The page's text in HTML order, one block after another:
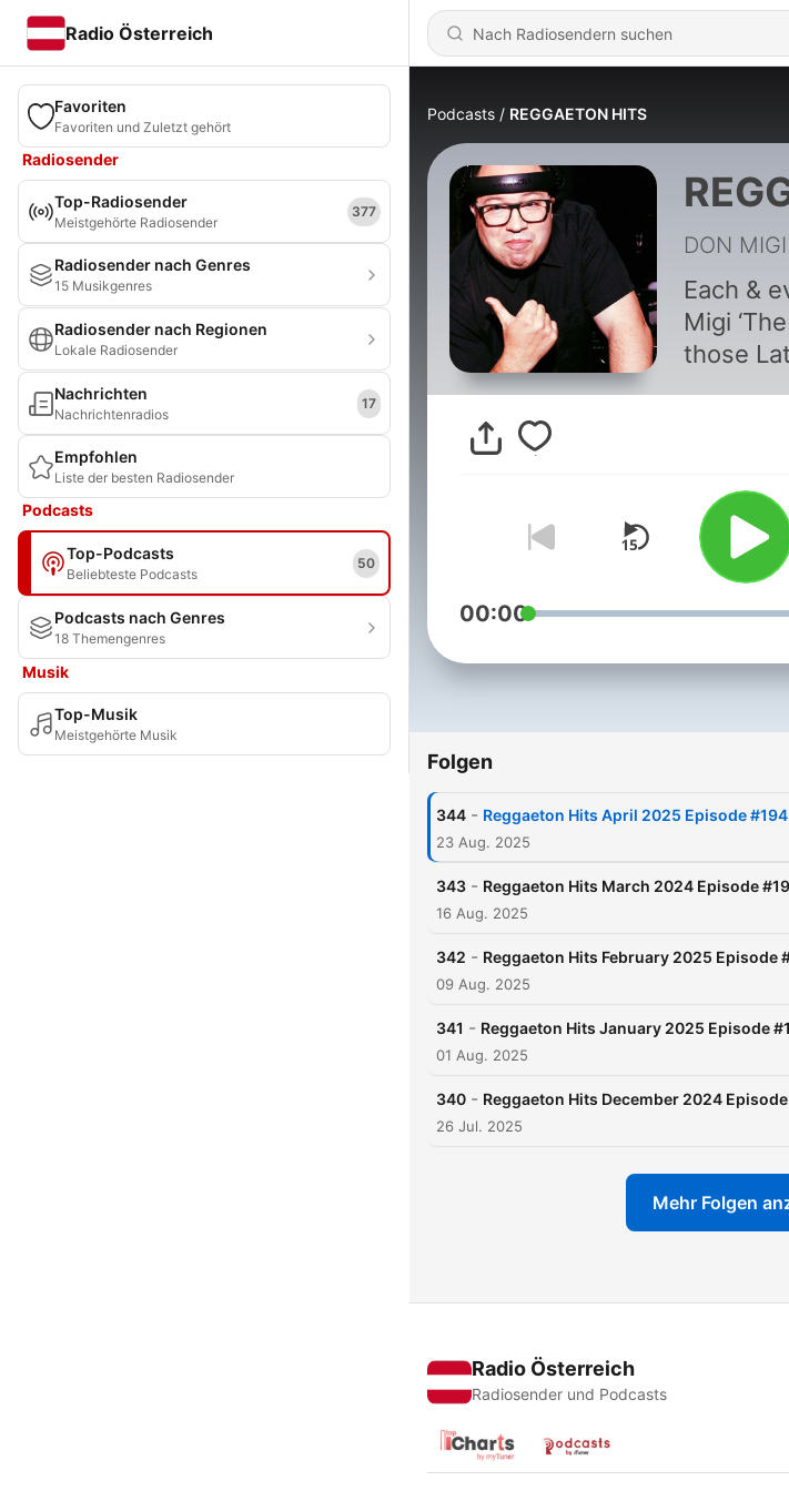
Radio Österreich
Favoriten
Favoriten und Zuletzt gehört
Radiosender
Top-Radiosender
Meistgehörte Radiosender
377
Radiosender nach Genres
15 Musikgenres
Radiosender nach Regionen
Lokale Radiosender
Nachrichten
Nachrichtenradios
17
Empfohlen
Liste der besten Radiosender
Podcasts
Top-Podcasts
Beliebteste Podcasts
50
Podcasts nach Genres
18 Themengenres
Musik
Top-Musik
Meistgehörte Musik
Podcasts REGGAETON HITS
DON MIGI
Each &
Migi
those
array of
centre
The
Urban
trending.
00:00
Folgen
344 - Reggaeton Hits April 2025 Episode #194
23 Aug. 2025
343 - Reggaeton Hits March 2024 Episode
16 Aug. 2025
342 - Reggaeton Hits February 2025 Episode
09 Aug. 2025
341 - Reggaeton Hits January 2025 Episode
01 Aug. 2025
340 - Reggaeton Hits December 2024
26 Jul. 2025
Mehr Folgen
Radio Österreich
Radiosender und Podcasts